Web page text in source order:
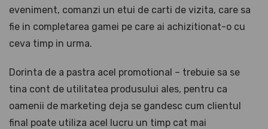
eveniment, comanzi un etui de carti de vizita, care sa
fie in completarea gamei pe care ai achizitionat-o cu
ceva timp in urma.
Dorinta de a pastra acel promotional – trebuie sa se
tina cont de utilitatea produsului ales, pentru ca
oamenii de marketing deja se gandesc cum clientul
final poate utiliza acel lucru un timp cat mai